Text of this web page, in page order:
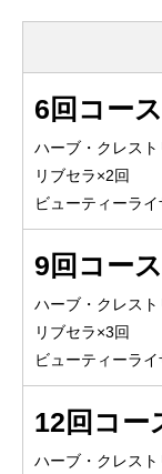
6回コース
ハーブ・クレス
リブセラ×2回
ビューティーラ
9回コース
ハーブ・クレス
リブセラ×3回
ビューティーラ
12回コー
ハーブ・クレス